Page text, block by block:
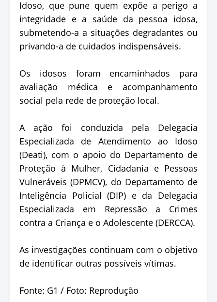
Idoso, que pune quem expõe a perigo a
integridade e a saúde da pessoa idosa,
submetendo-a a situações degradantes ou
privando-a de cuidados indispensáveis.
Os idosos foram encaminhados para
avaliação médica e acompanhamento
social pela rede de proteção local.
A ação foi conduzida pela Delegacia
Especializada de Atendimento ao Idoso
(Deati), com o apoio do Departamento de
Proteção à Mulher, Cidadania e Pessoas
Vulneráveis (DPMCV), do Departamento de
Inteligência Policial (DIP) e da Delegacia
Especializada em Repressão a Crimes
contra a Criança e o Adolescente (DERCCA).
As investigações continuam com o objetivo
de identificar outras possíveis vítimas.
Fonte: G1 / Foto: Reprodução